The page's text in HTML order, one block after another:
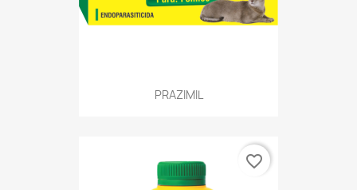
PRAZIMIL
favorite_border